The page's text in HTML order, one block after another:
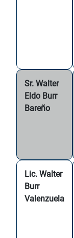
Sr. Walter
Eldo Burr
Bareño
Lic. Walter
Burr
Valenzuela